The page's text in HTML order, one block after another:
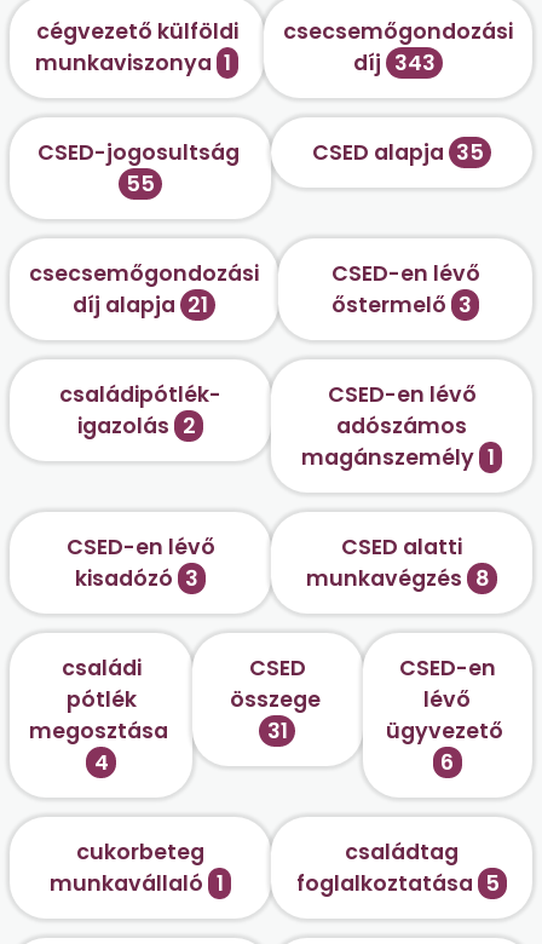
cégvezető külföldi
munkaviszonya 1
csecsemőgondozási
díj 343
CSED-jogosultság
55
CSED alapja 35
csecsemőgondozási
díj alapja 21
CSED-en lévő
őstermelő 3
családipótlék-
igazolás 2
CSED-en lévő
adószámos
magánszemély 1
CSED-en lévő
kisadózó 3
CSED alatti
munkavégzés 8
családi
pótlék
megosztása
4
CSED
összege
31
CSED-en
lévő
ügyvezető
6
cukorbeteg
munkavállaló 1
családtag
foglalkoztatása 5